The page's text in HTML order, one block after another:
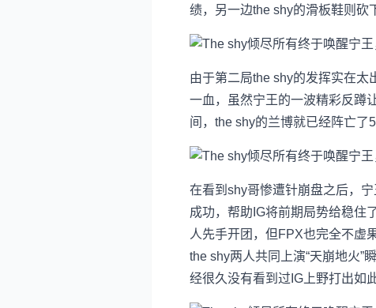
绩，另一边the shy的滑板鞋则砍
由于第二局the shy的发挥实在
一血，虽然宁王的一波精彩反蹲
间，the shy的兰博就已经阵亡了
在看到shy哥惨遭针崩盘之后，
成功，帮助IG将前期局势给稳住
人先手开团，但FPX也完全不虚
the shy两人共同上演“天崩地火”
经很久没有看到过IG上野打出如